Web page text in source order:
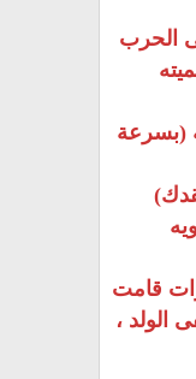
الحرب
مكة بتسميته
الأب المكاوي لابنه فعندما يناديه ويتأخر 3 ثواني يقله (بسرعة
قامت
الولد ،